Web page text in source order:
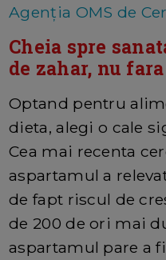
Agenția OMS de
Cheia spre
de zahar, nu
Optand pentru
dieta, alegi o cale
Cea mai recenta
aspartamul a
de fapt riscul de
de 200 de ori mai
aspartamul pare a